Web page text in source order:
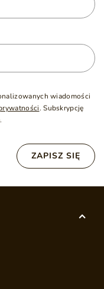
wiadomości
. Subskrypcję
ZAPISZ SIĘ